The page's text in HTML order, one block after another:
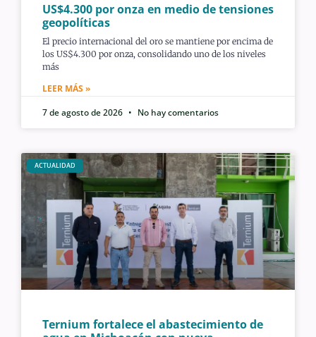
US$4.300 por onza en medio de tensiones
geopolíticas
El precio internacional del oro se mantiene por encima de
los US$4.300 por onza, consolidando uno de los niveles
más
LEER MÁS »
7 de agosto de 2026
No hay comentarios
ACTUALIDAD
Ternium fortalece el abastecimiento de